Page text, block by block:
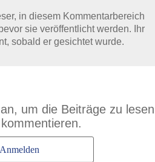
in diesem Kommentarbereich
sie veröffentlicht werden. Ihr
sobald er gesichtet wurde.
um die Beiträge zu lesen
Anmelden